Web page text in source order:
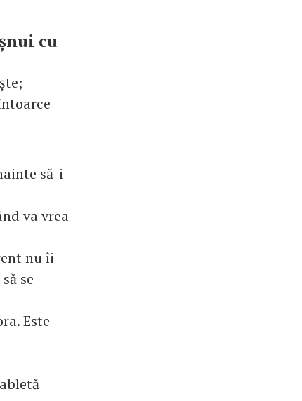
cu
să-i
va vrea
nu îi
se
Este